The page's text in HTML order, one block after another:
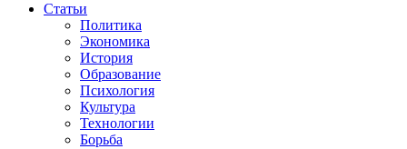
Статьи
Политика
Экономика
История
Образование
Психология
Культура
Технологии
Борьба